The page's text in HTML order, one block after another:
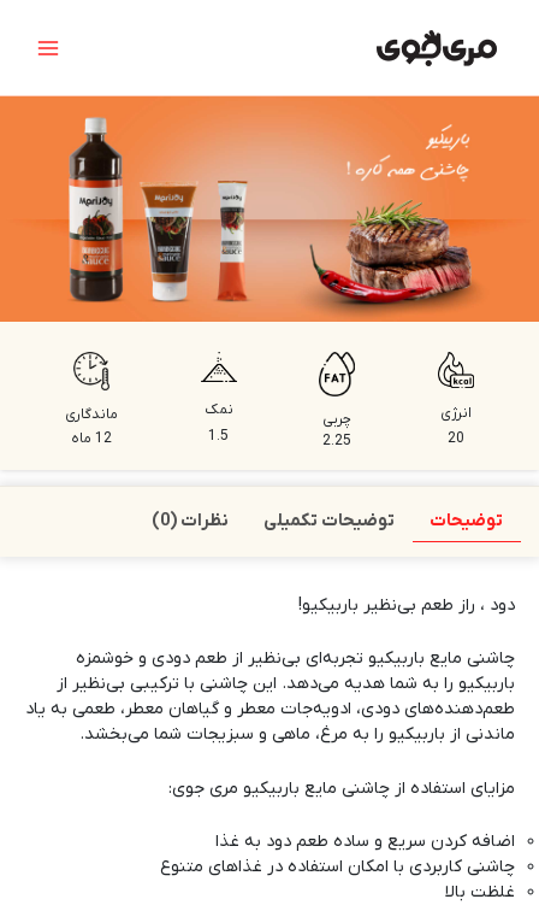
Menu
انرژی
20
چربی
2.25
نمک
1.5
ماندگاری
12 ماه
توضیحات توضیحات تکمیلی نظرات (0)
دود ، راز طعم بی‌نظیر باربیکیو!
چاشنی مایع باربیکیو تجربه‌ای بی‌نظیر از طعم دودی و خوشمزه
باربیکیو را به شما هدیه می‌دهد. این چاشنی با ترکیبی بی‌نظیر از
طعم‌دهنده‌های دودی، ادویه‌جات معطر و گیاهان معطر، طعمی به یاد
ماندنی از باربیکیو را به مرغ، ماهی و سبزیجات شما می‌بخشد.
مزایای استفاده از چاشنی مایع باربیکیو مری جوی:
اضافه کردن سریع و ساده طعم دود به غذا
چاشنی کاربردی با امکان استفاده در غذاهای متنوع
غلظت بالا